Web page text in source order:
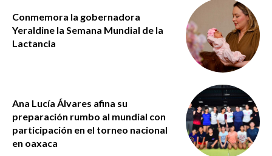
Conmemora la gobernadora
Yeraldine la Semana Mundial de la
Lactancia
Ana Lucía Álvares afina su
preparación rumbo al mundial con
participación en el torneo nacional
en oaxaca